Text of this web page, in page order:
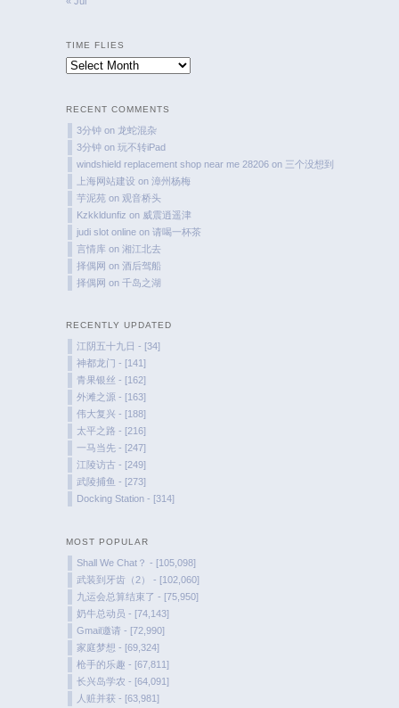
TIME FLIES
Time
RECENT COMMENTS
3分钟 on 龙蛇混杂
3分钟 on玩不转iPad
windshield replacement shop near me 28206 on 三个没想到
上海网站建设 on漳州杨梅
芋泥苑 on 观音桥头
Kzkkldunfiz on 威震逍遥津
judi slot online on请喝一杯茶
言情库 on湘江北去
择偶网 on酒后驾船
择偶网 on千岛之湖
RECENTLY UPDATED
江阴五十九日 - [34]
神都龙门 - [141]
青果银丝 - [162]
外滩之源 - [163]
伟大复兴 - [188]
太平之路 - [216]
一马当先 - [247]
江陵访古 - [249]
武陵捕鱼 - [273]
Docking Station - [314]
MOST POPULAR
Shall We Chat？ - [105,098]
武装到牙齿（2） - [102,060]
九运会总算结束了 - [75,950]
奶牛总动员 - [74,143]
Gmail邀请 - [72,990]
家庭梦想 - [69,324]
枪手的乐趣 - [67,811]
长兴岛学农 - [64,091]
人赃并获 - [63,981]